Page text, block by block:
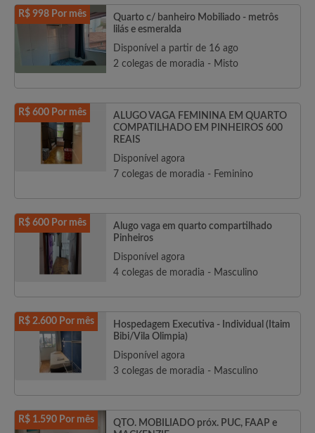
R$ 998 Por mês
Quarto c/ banheiro Mobiliado - metrôs
lilás e esmeralda
Disponível a partir de 16 ago
2 colegas de moradia - Misto
R$ 600 Por mês
ALUGO VAGA FEMININA EM QUARTO
COMPATILHADO EM PINHEIROS 600
REAIS
Disponível agora
7 colegas de moradia - Feminino
R$ 600 Por mês
Alugo vaga em quarto compartilhado
Pinheiros
Disponível agora
4 colegas de moradia - Masculino
R$ 2.600 Por mês
Hospedagem Executiva - Individual (Itaim
Bibi/Vila Olimpia)
Disponível agora
3 colegas de moradia - Masculino
R$ 1.590 Por mês
QTO. MOBILIADO próx. PUC, FAAP e